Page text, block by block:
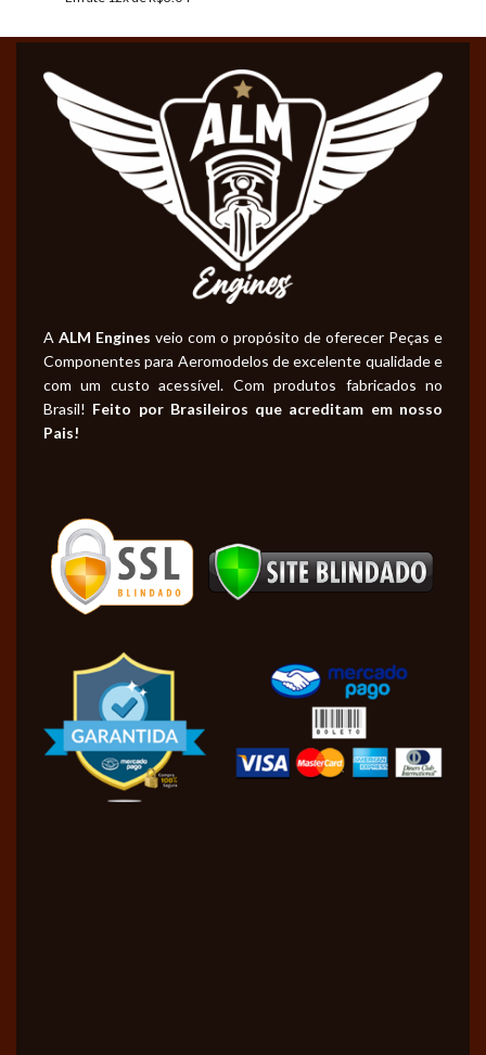
A ALM Engines veio com o propósito de oferecer Peças e
Componentes para Aeromodelos de excelente qualidade e
com um custo acessível. Com produtos fabricados no
Brasil! Feito por Brasileiros que acreditam em nosso
Pais!